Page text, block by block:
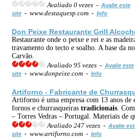
Avaliado 0 vezes - Avalie este
site - www.destaquesp.com - Info
Don Peixe Restaurante Grill
Restaurante onde o peixe e rei e as
travamento do tecto e soalho. A base da
Carvão.
Avaliado 95 vezes - Avalie este
site - www.donpeixe.com - Info
Artiforno - Fabricante de
Artiforno é uma empresa com 13 anos de
fornos e churrasqueiras tradicionais .
– Torres Vedras – Portugal. Materiais de
Avaliado 247 vezes - Avalie
site - www.artiforno.com - Info